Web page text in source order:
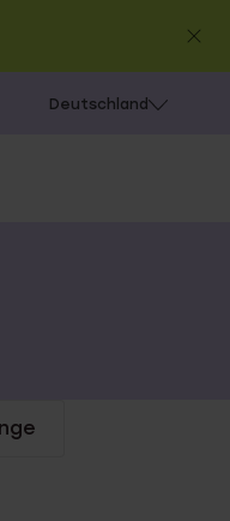
Deutschland